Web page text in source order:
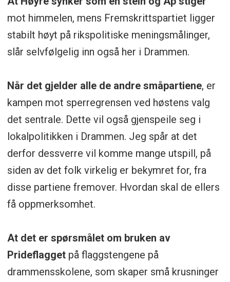
mot himmelen, mens Fremskrittspartiet ligger
stabilt høyt på rikspolitiske meningsmålinger,
slår selvfølgelig inn også her i Drammen.
Når det gjelder alle de andre småpartiene, er
kampen mot sperregrensen ved høstens valg
det sentrale. Dette vil også gjenspeile seg i
lokalpolitikken i Drammen. Jeg spår at det
derfor dessverre vil komme mange utspill, på
siden av det folk virkelig er bekymret for, fra
disse partiene fremover. Hvordan skal de ellers
få oppmerksomhet.
At det er spørsmålet om bruken av
Prideflaggetpå flaggstengene på
drammensskolene, som skaper små krusninger